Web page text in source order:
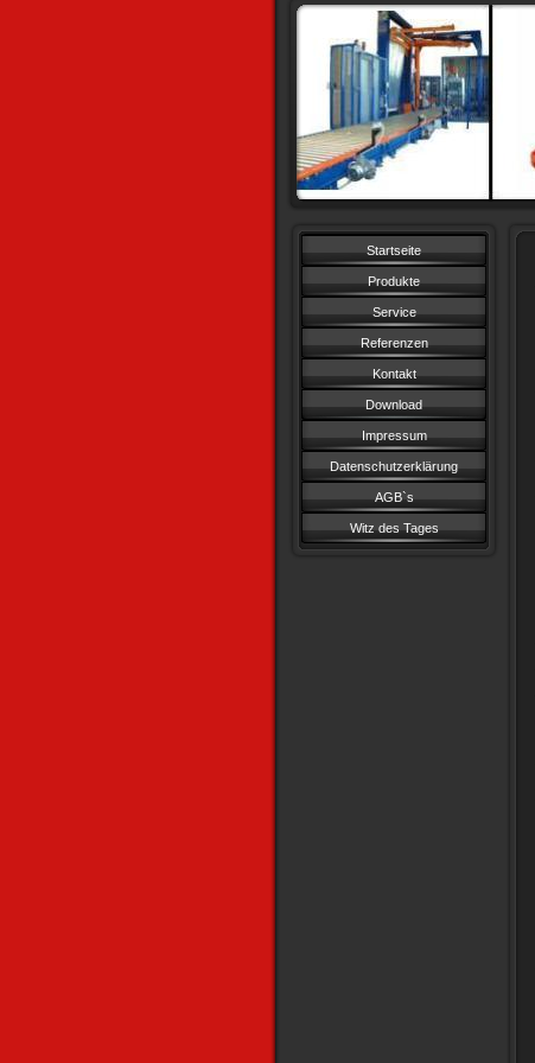
Startseite
Produkte
Service
Referenzen
Kontakt
Download
Impressum
Datenschutzerklärung
AGB`s
Witz des Tages